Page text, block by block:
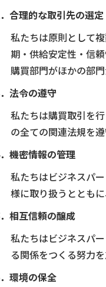
合理的な取引先の選定
私たちは原則として
期・供給安定性・信
購買部門がほかの部門
法令の遵守
私たちは購買取引を
の全ての関連法規を遵
機密情報の管理
私たちはビジネスパ
様に取り扱うととも
相互信頼の醸成
私たちはビジネスパ
る関係をつくる努力を
環境の保全